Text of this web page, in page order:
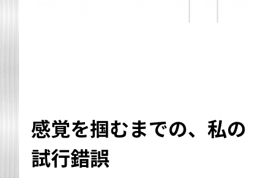
感覚を掴むまでの、私の
試行錯誤